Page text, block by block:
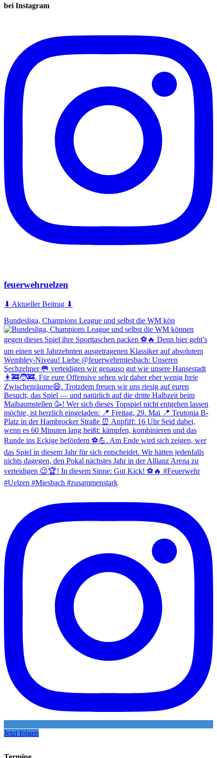
bei Instagram
feuerwehruelzen
⬇ Aktueller Beitrag ⬇
Bundesliga, Champions League und selbst die WM kön
Jetzt folgen